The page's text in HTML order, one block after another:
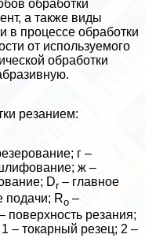
обработки
а также виды
в процессе обработки
от используемого
обработки
резанием:
г –
ж –
Dr– главное
подачи; Ro –
поверхность резания;
– токарный резец; 2 –